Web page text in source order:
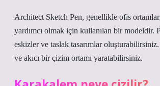
Architect Sketch Pen, genellikle ofis
yardımcı olmak için kullanılan bir modeldir.
eskizler ve taslak tasarımlar
ve akıcı bir çizim ortamı yaratabilirsiniz.